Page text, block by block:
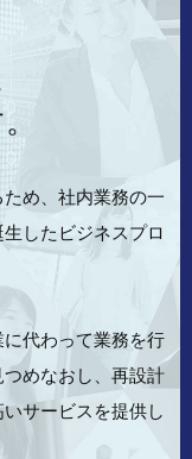
め、 社内業務の一
した ビジネスプロ
代わって業務を行
めなおし、再設計
サービスを提供し